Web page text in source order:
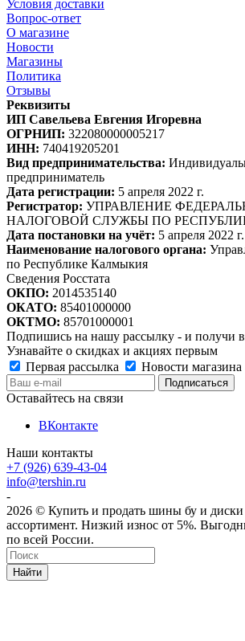
Условия доставки
Вопрос-ответ
О магазине
Новости
Магазины
Политика
Отзывы
Реквизиты
ИП Савельева Евгения Игоревна
ОГРНИП: 322080000005217
ИНН: 740419205201
Вид предпринимательства:
предприниматель
Дата регистрации: 5 апреля 2022 г.
Регистратор: УПРАВЛЕНИЕ
НАЛОГОВОЙ СЛУЖБЫ ПО
Дата постановки на учёт: 5 апреля 2022 г.
Наименование налогового органа:
по Республике Калмыкия
Сведения Росстата
ОКПО: 2014535140
ОКАТО: 85401000000
ОКТМО: 85701000001
Подпишись на нашу рассылку - и получи
Узнавайте о скидках и акциях первым
Первая рассылка
Новости магазина
Оставайтесь на связи
ВКонтакте
Наши контакты
+7 (926) 639-43-04
info@tershin.ru
-
2026 © Купить и продать шины бу и
ассортимент. Низкий износ от 5%.
по всей России.
Найти